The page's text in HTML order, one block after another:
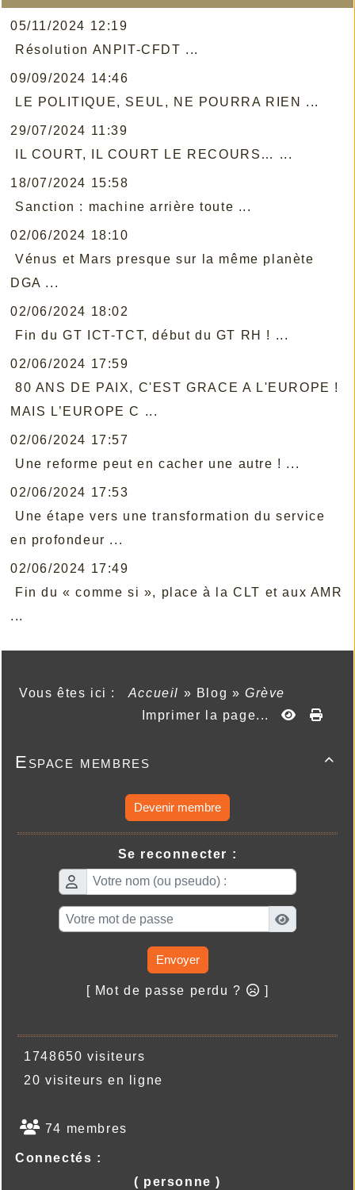
05/11/2024 12:19
Résolution ANPIT-CFDT ...
09/09/2024 14:46
LE POLITIQUE, SEUL, NE POURRA RIEN ...
29/07/2024 11:39
IL COURT, IL COURT LE RECOURS… ...
18/07/2024 15:58
Sanction : machine arrière toute ...
02/06/2024 18:10
Vénus et Mars presque sur la même planète
DGA ...
02/06/2024 18:02
Fin du GT ICT-TCT, début du GT RH ! ...
02/06/2024 17:59
80 ANS DE PAIX, C'EST GRACE A L'EUROPE !
MAIS L’EUROPE C ...
02/06/2024 17:57
Une reforme peut en cacher une autre ! ...
02/06/2024 17:53
Une étape vers une transformation du service
en profondeur ...
02/06/2024 17:49
Fin du « comme si », place à la CLT et aux AMR
...
Vous êtes ici : Accueil » Blog »Grève
Imprimer la page...

Espace membres
Devenir membre
Se reconnecter :
Envoyer
[ Mot de passe perdu ? ]
1748650 visiteurs
20 visiteurs en ligne
74 membres
Connectés :
( personne )